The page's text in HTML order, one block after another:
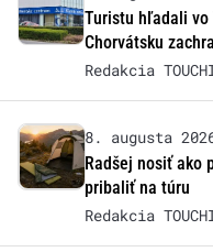
Turistu hľadali
Chorvátsku
Redakcia
8. augusta
Radšej nosiť ako
pribaliť na túru
Redakcia